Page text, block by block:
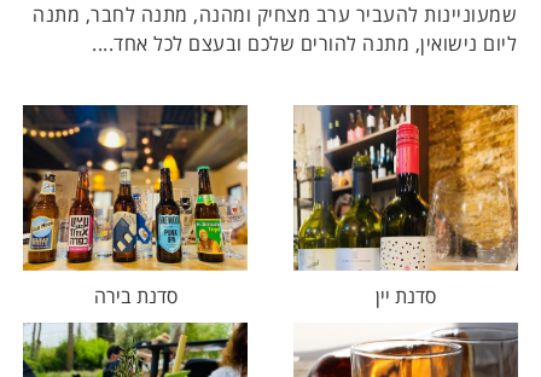
שמעוניינות להעביר ערב מצחיק ומהנה, מתנה לחבר, מתנה
ליום נישואין, מתנה להורים שלכם ובעצם לכל אחד....
סדנת יין סדנת בירה